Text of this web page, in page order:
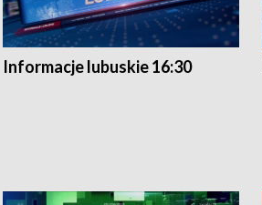
Informacje lubuskie 16:30